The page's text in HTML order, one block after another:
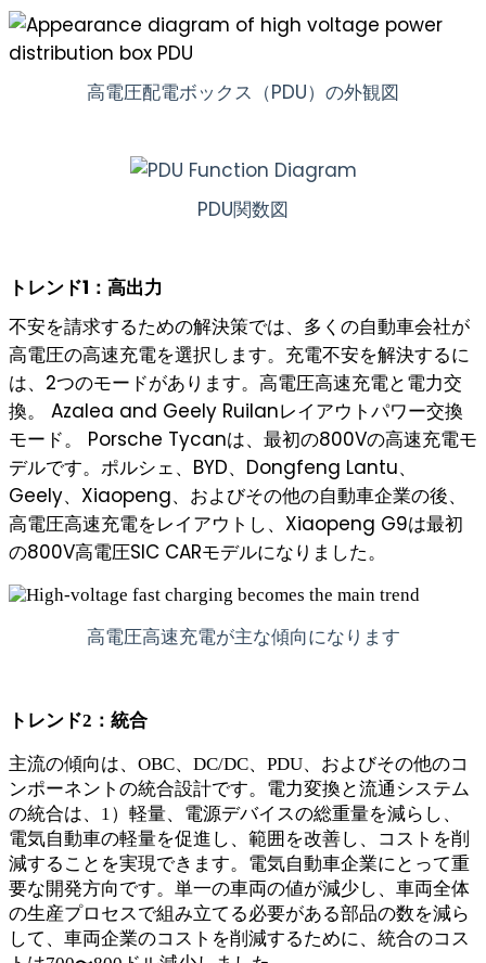
高電圧配電ボックス（PDU）の外観図
PDU関数図
トレンド1：高出力
不安を請求するための解決策では、多くの自動車会社が
高電圧の高速充電を選択します。充電不安を解決するに
は、2つのモードがあります。高電圧高速充電と電力交
換。 Azalea and Geely Ruilanレイアウトパワー交換
モード。 Porsche Tycanは、最初の800Vの高速充電モ
デルです。ポルシェ、BYD、Dongfeng Lantu、
Geely、Xiaopeng、およびその他の自動車企業の後、
高電圧高速充電をレイアウトし、Xiaopeng G9は最初
の800V高電圧SIC CARモデルになりました。
高電圧高速充電が主な傾向になります
トレンド2：統合
主流の傾向は、OBC、DC/DC、PDU、およびその他のコ
ンポーネントの統合設計です。電力変換と流通システム
の統合は、1）軽量、電源デバイスの総重量を減らし、
電気自動車の軽量を促進し、範囲を改善し、コストを削
減することを実現できます。電気自動車企業にとって重
要な開発方向です。単一の車両の値が減少し、車両全体
の生産プロセスで組み立てる必要がある部品の数を減ら
して、車両企業のコストを削減するために、統合のコス